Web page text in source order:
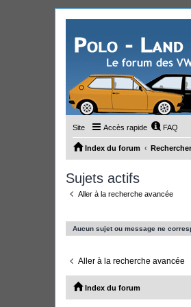
Site Accès rapide FAQ
Index du forum Rechercher
Sujets actifs
Aller à la recherche avancée
Aucun sujet ou message ne
Aller à la recherche avancée
Index du forum